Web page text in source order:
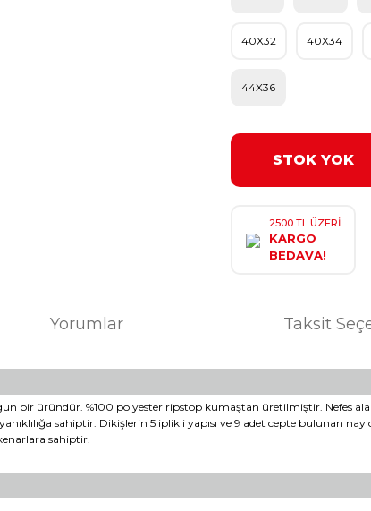
40X32 40X34
44X36
STOK YOK
2500 TL ÜZERİ
KARGO
BEDAVA!
Yorumlar Taksit
bir üründür. %100 polyester ripstop kumaştan üretilmiştir. Nefes
sahiptir. Dikişlerin 5 iplikli yapısı ve 9 adet cepte bulunan
sahiptir.